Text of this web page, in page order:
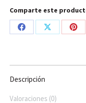
Comparte este
Share
Share
Descripción
Valoraciones (0)